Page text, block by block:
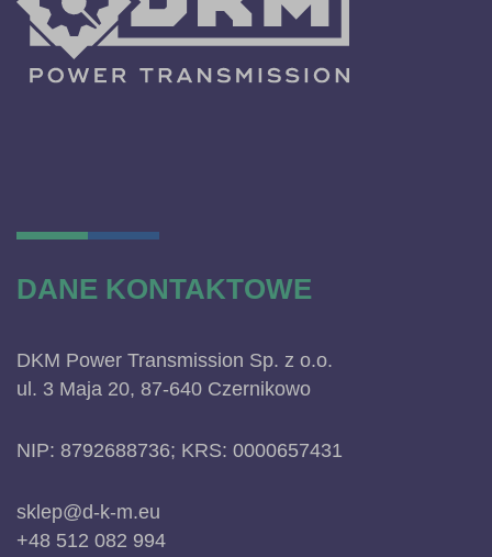
DANE KONTAKTOWE
DKM Power Transmission Sp. z o.o.
ul. 3 Maja 20, 87-640 Czernikowo
NIP: 8792688736; KRS: 0000657431
sklep@d-k-m.eu
+48 512 082 994